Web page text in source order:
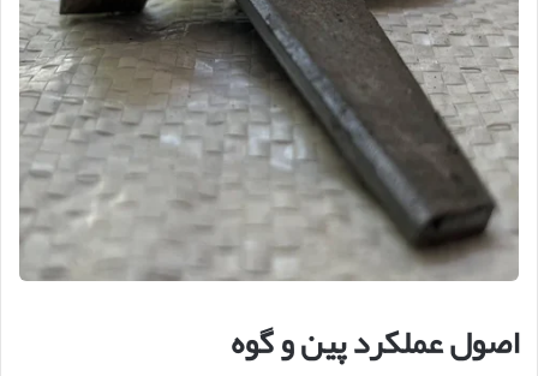
اصول عملکرد پین و گوه